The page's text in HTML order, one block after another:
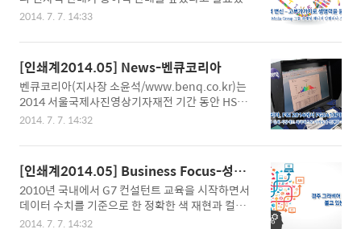
개최된 이래, 2010년부터 그 출품 범위를 아시아 전
장규모가 확대되면서 기술발전을 이뤄가고 있는 아
시아 라벨인쇄시장의 주요 행사로 자리매김하고 있
다. 이는 참가업체와 그 작품 수의 증가추세를 보아
도 알 수 ..
다. 그리고 2013년에는 영국의 55%에 달하는 성인
다고 밝혔다. 미국에서는 2002년부터 2012년 사이
인터넷을 통해 뉴스를 읽는 이들의 수는 급격히 증
가한 반면, 인쇄된 신문을 통해 뉴스를 읽는 이들은
41%에서 23%로 감소했으며, 인쇄된 잡지를 읽는
이들의 수 또한 23%에서 17%로, 종이책을 읽는 이
들의 수 또한 34%에서 30%로 감소되었다고 한다.
3%의 사용자가 감소한 반면, 비즈니스 네트워크 사
이트인 링크드인(LinkedIn)을 사용하는 수는 5백
만에서 1억 8천 7백 만으로 증가했다고 밝혔..
2014. 7. 7. 14:33
[인쇄계2014.05] News-벤큐코리아
벤큐코리아(지사장 소윤석/www.benq.co.kr)는
2014 서울국제사진영상기자재전 기간 동안 HS트
레이딩 부스에서 인쇄 및 사진 전문가를 위해 하드
문가용 모니터 PG2401PT 제품을 전시했다. HS트
레이딩 정해성 대표는 “소수의 브랜드가 독점하고
있던 인쇄 및 사진 전문가용 모니터 시장에서 벤큐
의 제품이 경제적인 가격으로 새로운 변화의 바람을
불러일으키고 있다고 생각한다”면서 “아직 국내 인
쇄 및 사진 시장에 벤큐의 브랜드가 상대적으로 덜
2014. 7. 7. 14:32
[인쇄계2014.05] Business Focus-성보
잉크
2010년 국내에서 G7 컨설턴트 교육을 시작하면서
데이터 수치를 기준으로 한 정확한 색 재현과 컬러
일관성 확립에 대한 필요성과 중요성이 대두되기 시
2014. 7. 7. 14:32